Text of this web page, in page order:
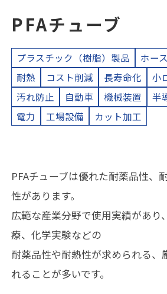
PFAチューブ
プラスチック（樹脂）製品 ホー
耐熱
コスト削減 長寿命化
小
汚れ防止
自動車 機械装置 半
電力
工場設備 カット加工
PFAチューブは優れた耐薬品性、
性があります。
広範な産業分野で使用実績があり
療、化学実験などの
耐薬品性や耐熱性が求められる、
れることが多いです。